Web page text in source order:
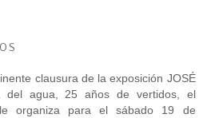
clausura de la exposición JOSÉ
del agua, 25 años de vertidos, el
organiza para el sábado 19 de